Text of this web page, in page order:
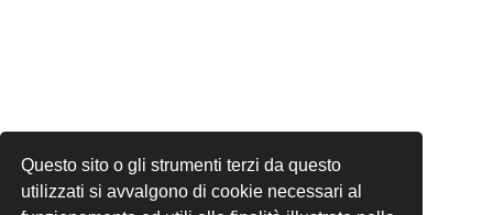
Questo sito o gli strumenti terzi da questo
utilizzati si avvalgono di cookie necessari al